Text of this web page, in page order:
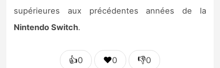
supérieures aux précédentes années de la
Nintendo Switch.
👍0 ❤️0 👎0